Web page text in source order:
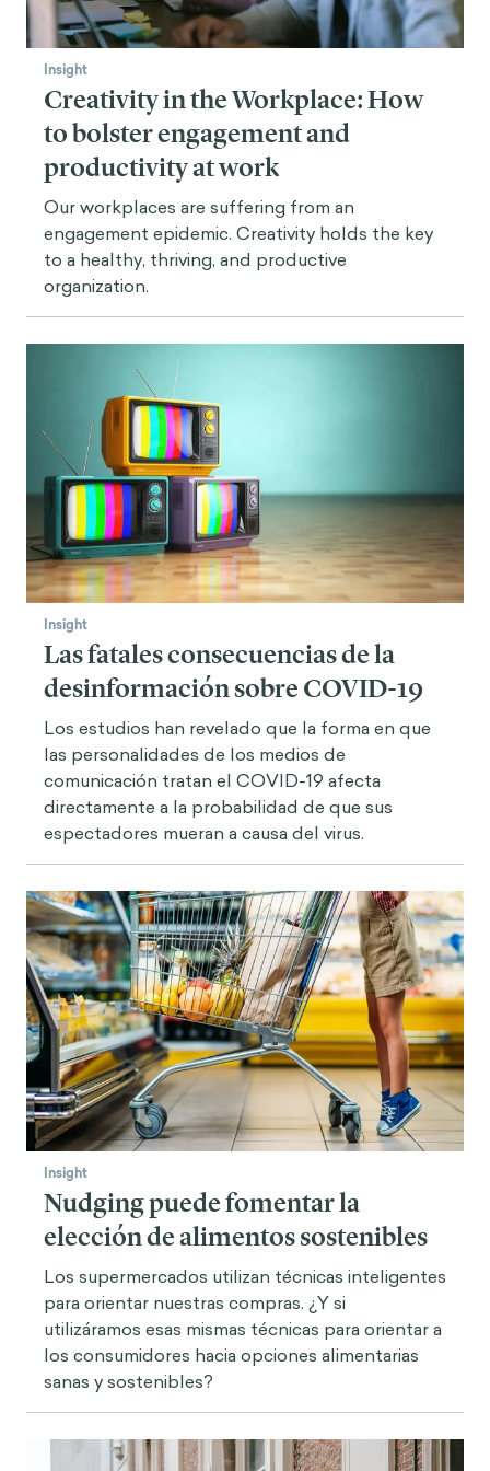
Positive Psychology : An introduction. American
Psychologist, 55(1), 5-14.
L'Équipe d'analyse comportementale (2016).
Rapport de mise à jour de l'Équipe sur la
connaissance du comportement : 2015-16. Extrait
de
https://www.behaviouralinsights.co.uk/publication
s/the-behavioural-insights-teams-update-report-
2015-16/
Insight
Creativity in the Workplace: How
to bolster engagement and
productivity at work
Our workplaces are suffering from an
engagement epidemic. Creativity holds the key
to a healthy, thriving, and productive
organization.
Insight
Las fatales consecuencias de la
desinformación sobre COVID-19
Los estudios han revelado que la forma en que
las personalidades de los medios de
comunicación tratan el COVID-19 afecta
directamente a la probabilidad de que sus
espectadores mueran a causa del virus.
Insight
Nudging puede fomentar la
elección de alimentos sostenibles
Los supermercados utilizan técnicas inteligentes
para orientar nuestras compras. ¿Y si
utilizáramos esas mismas técnicas para orientar a
los consumidores hacia opciones alimentarias
sanas y sostenibles?